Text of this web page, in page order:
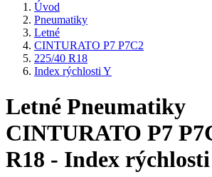
Úvod
Pneumatiky
Letné
CINTURATO P7 P7C2
225/40 R18
Index rýchlosti Y
Letné Pneumatiky
CINTURATO P7
R18 - Index